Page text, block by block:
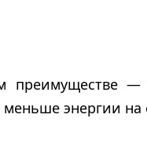
преимуществе —
меньше энергии